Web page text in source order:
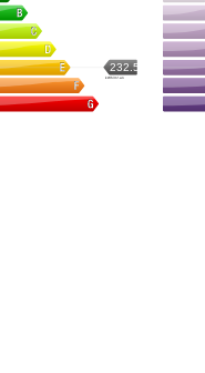
232.5
kWh/m².an